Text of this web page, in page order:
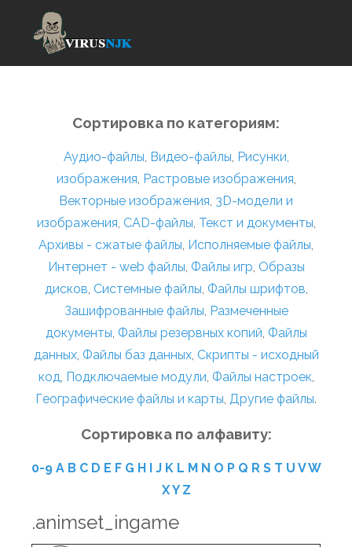
Сортировка по категориям:
Аудио-файлы, Видео-файлы, Рисунки,
изображения, Растровые изображения,
Векторные изображения, 3D-модели и
изображения, CAD-файлы, Текст и документы,
Архивы - сжатые файлы, Исполняемые файлы,
Интернет - web файлы, Файлы игр, Образы
дисков, Системные файлы, Файлы шрифтов,
Зашифрованные файлы, Размеченные
документы, Файлы резервных копий, Файлы
данных, Файлы баз данных, Скрипты - исходный
код, Подключаемые модули, Файлы настроек,
Географические файлы и карты, Другие файлы.
Сортировка по алфавиту:
0-9 A B C D E F G H I J K L M N O P Q R S T U VW
XY Z
.animset_ingame